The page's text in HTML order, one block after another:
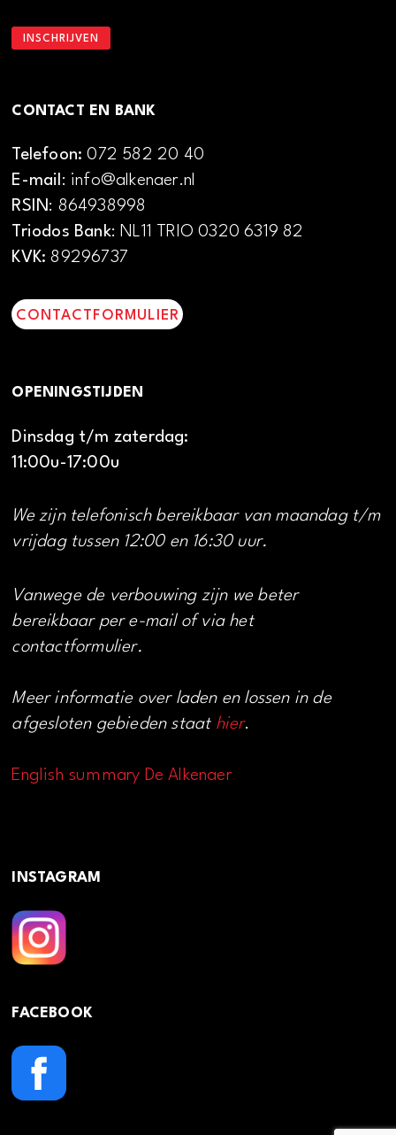
CONTACT EN BANK
Telefoon:072 582 20 40
E-mail: info@alkenaer.nl
RSIN: 864938998
Triodos Bank: NL11 TRIO 0320 6319 82
KVK: 89296737
CONTACTFORMULIER
OPENINGSTIJDEN
Dinsdag t/m zaterdag:
11:00u-17:00u
We zijn telefonisch bereikbaar van maandag t/m
vrijdag tussen 12:00 en 16:30 uur.
Vanwege de verbouwing zijn we beter
bereikbaar per e-mail of via het
contactformulier.
Meer informatie over laden en lossen in de
afgesloten gebieden staat hier.
English summary De Alkenaer
INSTAGRAM
FACEBOOK